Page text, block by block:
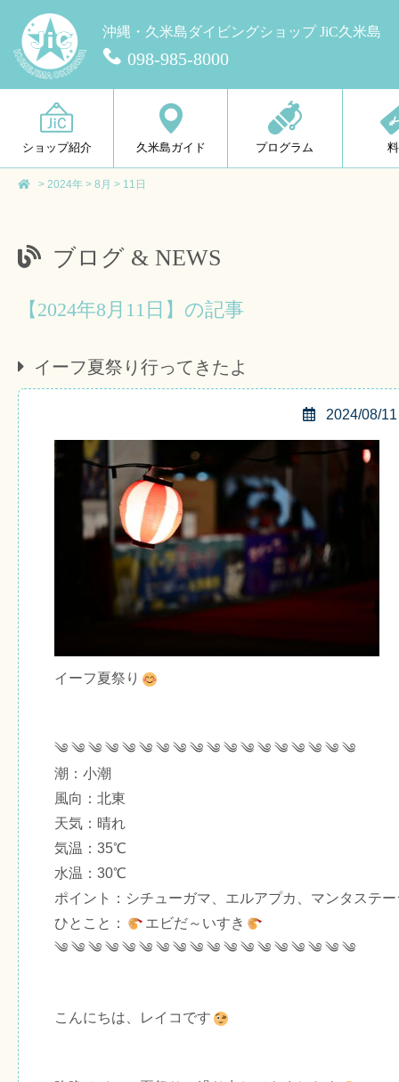
沖縄・久米島ダイビングショップ JiC久米島
098-985-8000
ショップ紹介 久米島ガイド プログラム
> 2024年 > 8月 > 11日
ブログ & NEWS
【2024年8月11日】の記事
イーフ夏祭り行ってきたよ
2024/08/11
イーフ夏祭り
༄ ༄ ༄ ༄ ༄ ༄ ༄ ༄ ༄ ༄ ༄ ༄ ༄ ༄ ༄ ༄ ༄ ༄
潮：小潮
風向：北東
天気：晴れ
気温：35℃
水温：30℃
ポイント：シチューガマ、エルアプカ、マンタステ
ひとこと：
エビだ～いすき
༄ ༄ ༄ ༄ ༄ ༄ ༄ ༄ ༄ ༄ ༄ ༄ ༄ ༄ ༄ ༄ ༄ ༄
こんにちは、レイコです